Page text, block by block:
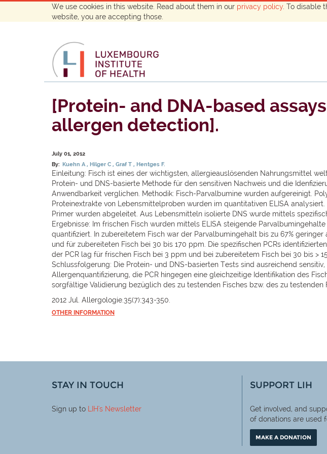
We use cookies in this website. Read about them in our privacy policy . To disable
website, you are accepting those.
[Protein- and DNA-based
allergen detection].
July 01, 2012
By: Kuehn A Hilger C Graf T Hentges F.
Einleitung: Fisch ist eines der wichtigsten, allergieauslösenden Nahrungsmittel
Protein- und DNS-basierte Methode für den sensitiven Nachweis und die
Anwendbarkeit verglichen. Methodik: Fisch-Parvalbumine wurden aufgereinigt.
Proteinextrakte von Lebensmittelproben wurden im quantitativen ELISA
Primer wurden abgeleitet. Aus Lebensmitteln isolierte DNS wurde mittels
Ergebnisse: Im frischen Fisch wurden mittels ELISA steigende
quantifiziert. In zubereitetem Fisch war der Parvalbumingehalt bis zu 67%
und für zubereiteten Fisch bei 30 bis 170 ppm. Die spezifischen PCRs
der PCR lag für frischen Fisch bei 3 ppm und bei zubereitetem Fisch bei 30 bis >
Schlussfolgerung: Die Protein- und DNS-basierten Tests sind ausreichend
Allergenquantifizierung, die PCR hingegen eine gleichzeitige Identifikation des
sorgfältige Validierung bezüglich des zu testenden Fisches bzw. des zu testenden
2012 Jul. Allergologie.35(7):343-350.
OTHER INFORMATION
STAY IN TOUCH
Sign up to LIH's Newsletter
SUPPORT LIH
Get involved, and
of donations are used
MAKE A DONATION